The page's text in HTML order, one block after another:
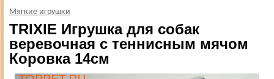
Мягкие игрушки
TRIXIE Игрушка для собак
веревочная с теннисным мячом
Коровка 14см